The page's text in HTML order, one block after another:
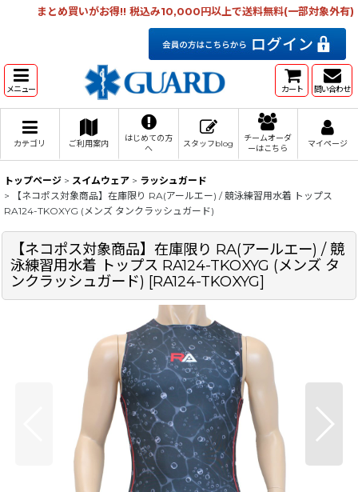
まとめ買いがお得!! 税込み10,000円以上で送料無料(一部対象外有)
メニュー カート 問い合わせ
カテゴリ ご利用案内
はじめての方
へ
スタッフblog
チームオーダ
ーはこちら
マイページ
トップページ > スイムウェア > ラッシュガード
>
【ネコポス対象商品】在庫限り RA(アールエー) / 競泳練習用水着 トップス
RA124-TKOXYG (メンズ タンクラッシュガード)
【ネコポス対象商品】在庫限り RA(アールエー) / 競
泳練習用水着 トップス RA124-TKOXYG (メンズ タ
ンクラッシュガード) [RA124-TKOXYG]